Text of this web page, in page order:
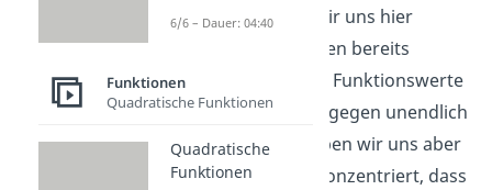
Funktionen, die wir uns hier
ansehen. Wir haben bereits
erwähnt, dass die Funktionswerte
an einer Polstelle gegen unendlich
laufen. Bisher haben wir uns aber
nur auf den Fall konzentriert, dass
6/6 – Dauer: 04:40
Funktionen
Quadratische Funktionen
Quadratische
Funktionen